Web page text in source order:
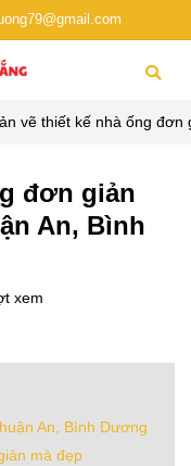
vẽ thiết kế nhà ống
đơn giản
An, Bình
xem
An, Bình Dương
mà đẹp